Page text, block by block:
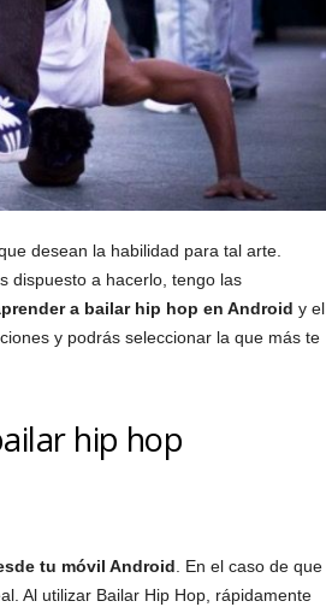
desean la habilidad para tal arte.
dispuesto a hacerlo, tengo las
a bailar hip hop en Android y el
y podrás seleccionar la que más te
hip hop
tu móvil Android . En el caso de que
Al utilizar Bailar Hip Hop, rápidamente